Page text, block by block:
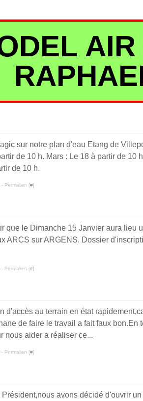
sur notre plan d'eau Etang de
de 10 h. Mars : Le 18 à partir de 10
de 10 h.
- Permalien [#]
que le Dimanche 15 Janvier aura lieu
ARCS sur ARGENS. Dossier
- Permalien [#]
d'accès au terrain en état
de faire le travail a fait faux bon.En
nous aider a réaliser ce...
- Permalien [#]
avons décidé d'ouvrir